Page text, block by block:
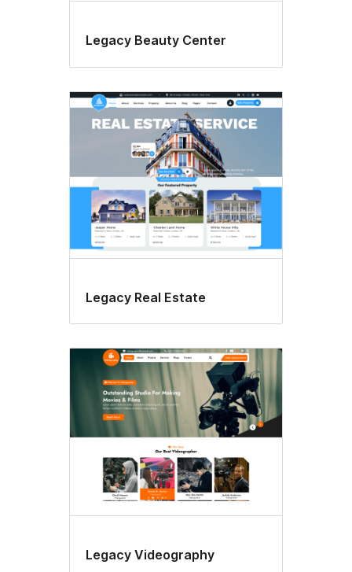
Legacy Beauty Center
Legacy Real Estate
Legacy Videography